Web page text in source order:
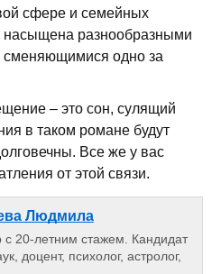
сфере и семейных
насыщена разнообразными
одно за
– это сон, сулящий
в таком романе будут
Все же у вас
от этой связи.
Людмила
с 20-летним стажем. Кандидат
доцент, психолог, астролог,